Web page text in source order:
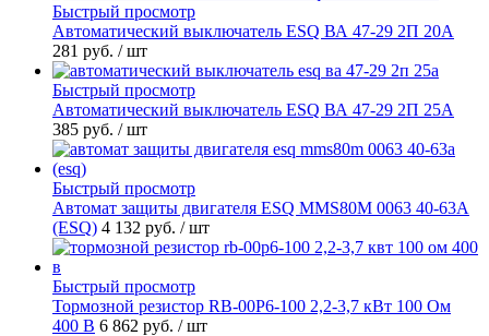
Быстрый просмотр
Автоматический выключатель ESQ ВА 47-29 2П 20А
281 руб. / шт
Быстрый просмотр
Автоматический выключатель ESQ ВА 47-29 2П 25А
385 руб. / шт
Быстрый просмотр
Автомат защиты двигателя ESQ MMS80M 0063 40-63А
(ESQ) 4 132 руб. / шт
Быстрый просмотр
Тормозной резистор RB-00P6-100 2,2-3,7 кВт 100 Ом
400 В 6 862 руб. / шт